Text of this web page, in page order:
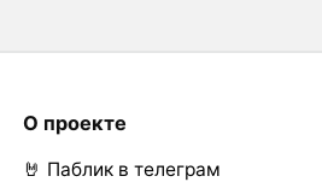
О проекте
🤘 Паблик в телеграм